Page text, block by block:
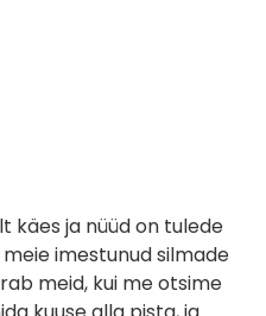
käes ja nüüd on tulede
meie imestunud silmade
meid, kui me otsime